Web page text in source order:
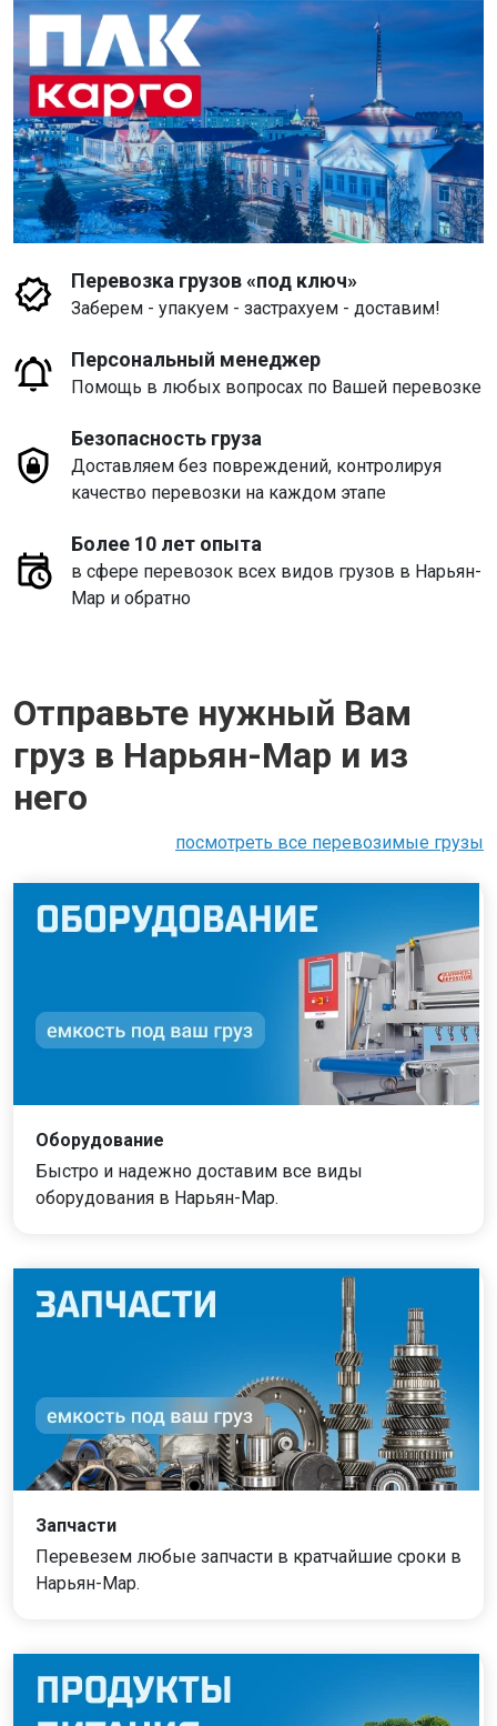
Перевозка грузов «под ключ»
Заберем - упакуем - застрахуем - доставим!
Персональный менеджер
Помощь в любых вопросах по Вашей перевозке
Безопасность груза
Доставляем без повреждений, контролируя
качество перевозки на каждом этапе
Более 10 лет опыта
в сфере перевозок всех видов грузов в Нарьян-
Мар и обратно
Отправьте нужный Вам
груз в Нарьян-Мар и из
него
посмотреть все перевозимые грузы
Оборудование
Быстро и надежно доставим все виды
оборудования в Нарьян-Мар.
Запчасти
Перевезем любые запчасти в кратчайшие сроки в
Нарьян-Мар.